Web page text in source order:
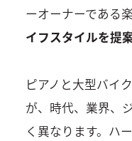
ーオーナーである
イフスタイルを提
ピアノと大型バイ
が、時代、業界、
く異なります。ハ